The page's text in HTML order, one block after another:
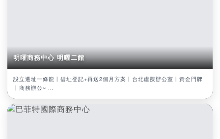
明曜商務中心 明曜二館
設立遷址一條龍丨借址登記+再送2個月方案丨台北虛擬辦公室丨黃金門牌
丨商務辦公~ ...